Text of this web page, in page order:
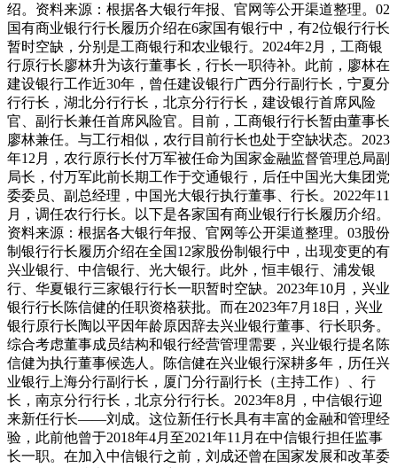
绍。资料来源：根据各大银行年报、官网等公开渠道整理。02
国有商业银行行长履历介绍在6家国有银行中，有2位银行行长
暂时空缺，分别是工商银行和农业银行。2024年2月，工商银
行原行长廖林升为该行董事长，行长一职待补。此前，廖林在
建设银行工作近30年，曾任建设银行广西分行副行长，宁夏分
行行长，湖北分行行长，北京分行行长，建设银行首席风险
官、副行长兼任首席风险官。目前，工商银行行长暂由董事长
廖林兼任。与工行相似，农行目前行长也处于空缺状态。2023
年12月，农行原行长付万军被任命为国家金融监督管理总局副
局长，付万军此前长期工作于交通银行，后任中国光大集团党
委委员、副总经理，中国光大银行执行董事、行长。2022年11
月，调任农行行长。以下是各家国有商业银行行长履历介绍。
资料来源：根据各大银行年报、官网等公开渠道整理。03股份
制银行行长履历介绍在全国12家股份制银行中，出现变更的有
兴业银行、中信银行、光大银行。此外，恒丰银行、浦发银
行、华夏银行三家银行行长一职暂时空缺。2023年10月，兴业
银行行长陈信健的任职资格获批。而在2023年7月18日，兴业
银行原行长陶以平因年龄原因辞去兴业银行董事、行长职务。
综合考虑董事成员结构和银行经营管理需要，兴业银行提名陈
信健为执行董事候选人。陈信健在兴业银行深耕多年，历任兴
业银行上海分行副行长，厦门分行副行长（主持工作）、行
长，南京分行行长，北京分行行长。2023年8月，中信银行迎
来新任行长——刘成。这位新任行长具有丰富的金融和管理经
验，此前他曾于2018年4月至2021年11月在中信银行担任监事
长一职。在加入中信银行之前，刘成还曾在国家发展和改革委